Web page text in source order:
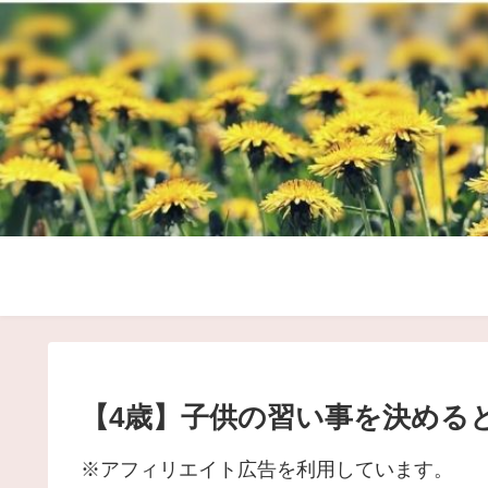
【4歳】子供の習い事を決め
※アフィリエイト広告を利用しています。